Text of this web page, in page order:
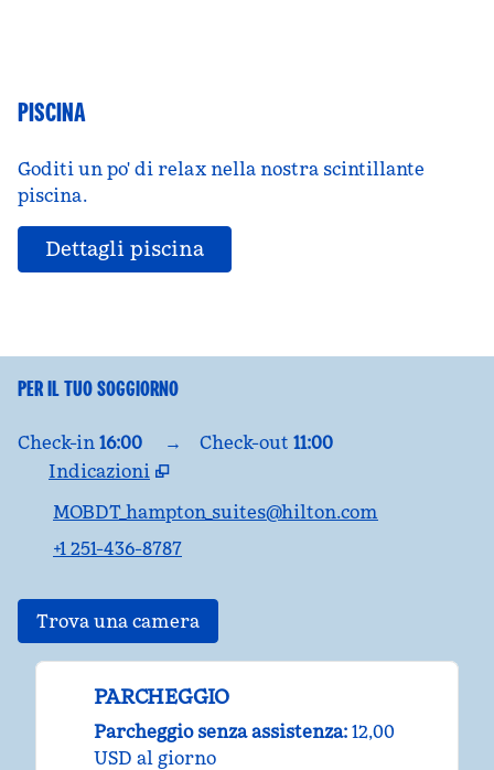
PISCINA
Goditi un po' di relax nella nostra scintillante
piscina.
Dettagli piscina
PER IL TUO SOGGIORNO
Check-in 16:00 → Check-out 11:00
Indicazioni
apre una nuova scheda
MOBDT_hampton_suites@hilton.com
+1 251-436-8787
Trova una camera
PARCHEGGIO
Parcheggio senza assistenza: 12,00
USD al giorno